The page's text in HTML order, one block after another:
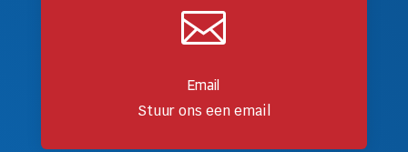

Email
Stuur ons een email